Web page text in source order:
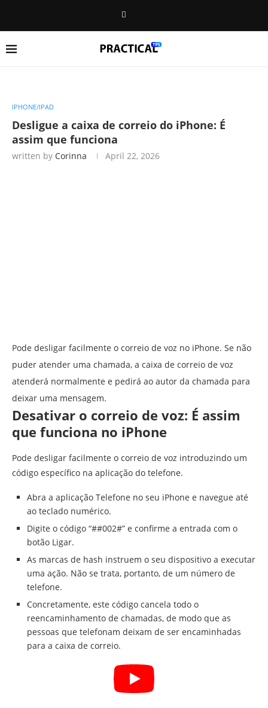
IPHONE/IPAD
Desligue a caixa de correio do iPhone: É
assim que funciona
written by Corinna April 22, 2026
Pode desligar facilmente o correio de voz no iPhone. Se não
puder atender uma chamada, a caixa de correio de voz
atenderá normalmente e pedirá ao autor da chamada para
deixar uma mensagem.
Desativar o correio de voz: É assim
que funciona no iPhone
Pode desligar facilmente o correio de voz introduzindo um
código específico na aplicação do telefone.
Abra a aplicação Telefone no seu iPhone e navegue até
ao teclado numérico.
Digite o código “##002#” e confirme a entrada com o
botão Ligar.
As marcas de hash instruem o seu dispositivo a executar
uma ação. Não se trata, portanto, de um número de
telefone.
Concretamente, este código cancela todo o
reencaminhamento de chamadas, de modo que as
pessoas que telefonam deixam de ser encaminhadas
para a caixa de correio.